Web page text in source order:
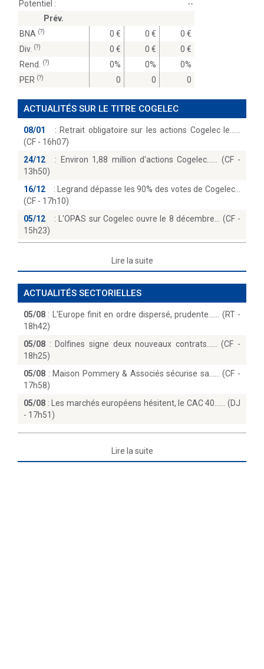
Potentiel :
--
Prév.
BNA (?) 0 0
0
Div. (?) 0 0
0
Rend.
(?) 0% 0%
0%
PER (?) 0 0 0
ACTUALITÉS SUR LE TITRE COGELEC
08/01 : Retrait obligatoire sur les actions Cogelec le...
(CF - 16h07)
24/12
:
Environ 1,88 million d'actions Cogelec...… (CF -
13h50)
16/12
:
Legrand dépasse les 90% des votes de Cogelec
(CF - 17h10)
05/12
:
L'OPAS sur Cogelec ouvre le 8 décembre… (CF -
15h23)
Lire la suite
ACTUALITÉS SECTORIELLES
05/08 :
L'Europe finit en ordre dispersé, prudente...… (RT -
18h42)
05/08 : Dolfines signe deux nouveaux contrats...… (CF -
18h25)
05/08 : Maison Pommery & Associés sécurise sa...… (CF -
17h58)
05/08 :
Les marchés européens hésitent, le CAC 40...… (DJ
- 17h51)
Lire la suite